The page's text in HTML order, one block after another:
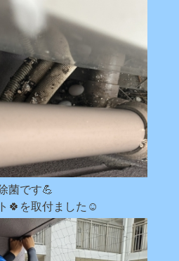
菌です💪
🍀を取付ました☺